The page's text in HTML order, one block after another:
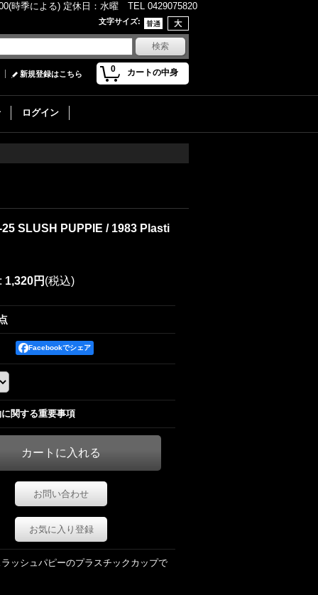
時季による) 定休日：水曜 TEL 0429075820
文字サイズ:
0 カートの中身
新規登録はこちら
ログイン
SLUSH PUPPIE / 1983 Plasti
: 1,320円 (税込)
Facebookでシェア
関する重要事項
お問い合わせ
お気に入り登録
ッシュパピーのプラスチックカップで